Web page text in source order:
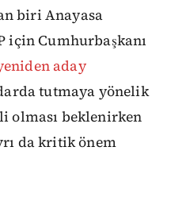
biri Anayasa
için Cumhurbaşkanı
aday
tutmaya yönelik
olması beklenirken
da kritik önem